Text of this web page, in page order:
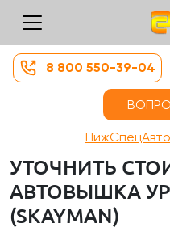
8 800 550-39-04
НижСпецАвто
УТОЧНИТЬ
АВТОВЫШКА
(SKAYMAN)